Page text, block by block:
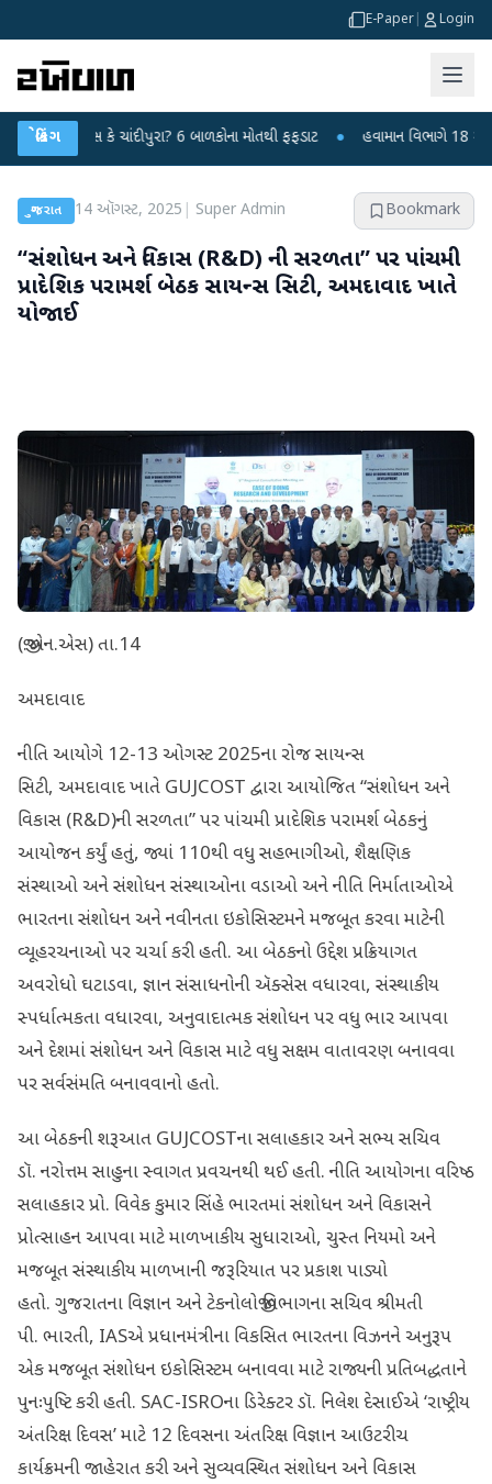
E-Paper Login
બ્રેકિંગ
કે ચાંદીપુરા? 6 બાળકોના મોતથી ફફડાટ ● હવામાન વિભાગે 18 રાજ્યો માટે
ગુજરાત 14 ઑગસ્ટ, 2025 Super Admin Bookmark
“સંશોધન અને વિકાસ (R&D) ની સરળતા” પર પાંચમી
પ્રાદેશિક પરામર્શ બેઠક સાયન્સ સિટી, અમદાવાદ ખાતે
યોજાઈ
(જી.એન.એસ) તા.14
અમદાવાદ
નીતિ આયોગે 12-13 ઓગસ્ટ 2025ના રોજ સાયન્સ
સિટી, અમદાવાદ ખાતે GUJCOST દ્વારા આયોજિત “સંશોધન અને
વિકાસ (R&D)ની સરળતા” પર પાંચમી પ્રાદેશિક પરામર્શ બેઠકનું
આયોજન કર્યું હતું, જ્યાં 110થી વધુ સહભાગીઓ, શૈક્ષણિક
સંસ્થાઓ અને સંશોધન સંસ્થાઓના વડાઓ અને નીતિ નિર્માતાઓએ
ભારતના સંશોધન અને નવીનતા ઇકોસિસ્ટમને મજબૂત કરવા માટેની
વ્યૂહરચનાઓ પર ચર્ચા કરી હતી. આ બેઠકનો ઉદ્દેશ પ્રક્રિયાગત
અવરોધો ઘટાડવા, જ્ઞાન સંસાધનોની ઍક્સેસ વધારવા, સંસ્થાકીય
સ્પર્ધાત્મકતા વધારવા, અનુવાદાત્મક સંશોધન પર વધુ ભાર આપવા
અને દેશમાં સંશોધન અને વિકાસ માટે વધુ સક્ષમ વાતાવરણ બનાવવા
પર સર્વસંમતિ બનાવવાનો હતો.
આ બેઠકની શરૂઆત GUJCOSTના સલાહકાર અને સભ્ય સચિવ
ડૉ. નરોત્તમ સાહુના સ્વાગત પ્રવચનથી થઈ હતી. નીતિ આયોગના વરિષ્ઠ
સલાહકાર પ્રો. વિવેક કુમાર સિંહે ભારતમાં સંશોધન અને વિકાસને
પ્રોત્સાહન આપવા માટે માળખાકીય સુધારાઓ, ચુસ્ત નિયમો અને
મજબૂત સંસ્થાકીય માળખાની જરૂરિયાત પર પ્રકાશ પાડ્યો
હતો. ગુજરાતના વિજ્ઞાન અને ટેકનોલોજી વિભાગના સચિવ શ્રીમતી
પી. ભારતી, IASએ પ્રધાનમંત્રીના વિકસિત ભારતના વિઝનને અનુરૂપ
એક મજબૂત સંશોધન ઇકોસિસ્ટમ બનાવવા માટે રાજ્યની પ્રતિબદ્ધતાને
પુનઃપુષ્ટિ કરી હતી. SAC-ISROના ડિરેક્ટર ડૉ. નિલેશ દેસાઈએ ‘રાષ્ટ્રીય
અંતરિક્ષ દિવસ’ માટે 12 દિવસના અંતરિક્ષ વિજ્ઞાન આઉટરીચ
કાર્યક્રમની જાહેરાત કરી અને સુવ્યવસ્થિત સંશોધન અને વિકાસ